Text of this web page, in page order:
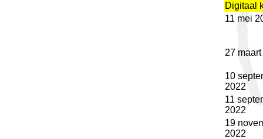
Digitaal
11 mei
27
10
2022
11
2022
19
2022